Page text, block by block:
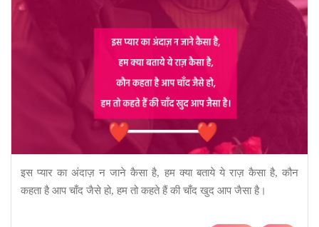
इस प्यार का अंदाज़ न जाने कैसा है, हम क्या बताये ये राज़ कैसा है, कौन
कहता है आप चाँद जैसे हो, हम तो कहते हैं की चाँद खुद आप जैसा है।